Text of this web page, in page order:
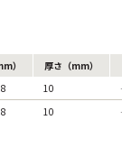
） 厚さ（mm）
10
10